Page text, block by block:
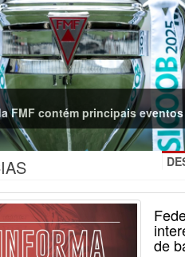
FMF contém principais eventos
de